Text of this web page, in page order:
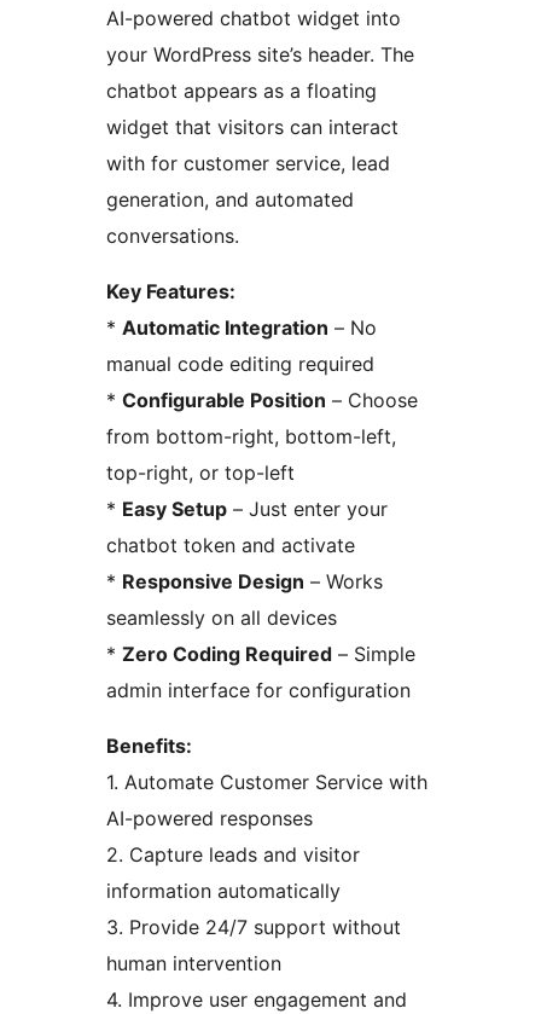
AI-powered chatbot widget into
your WordPress site’s header. The
chatbot appears as a floating
widget that visitors can interact
with for customer service, lead
generation, and automated
conversations.
Key Features:
* Automatic Integration – No
manual code editing required
* Configurable Position – Choose
from bottom-right, bottom-left,
top-right, or top-left
* Easy Setup – Just enter your
chatbot token and activate
* Responsive Design – Works
seamlessly on all devices
* Zero Coding Required – Simple
admin interface for configuration
Benefits:
1. Automate Customer Service with
AI-powered responses
2. Capture leads and visitor
information automatically
3. Provide 24/7 support without
human intervention
4. Improve user engagement and